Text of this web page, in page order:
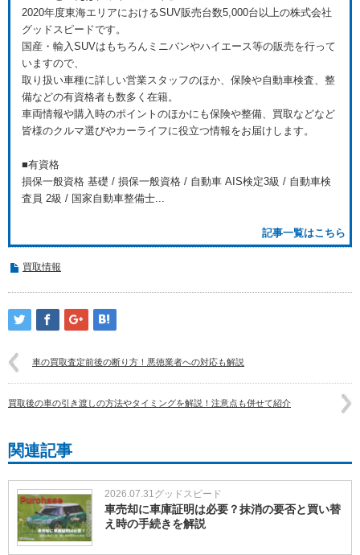
2020年度東海エリアにおけるSUV販売台数5,000台以上の株式会社
グッドスピードです。
国産・輸入SUVはもちろんミニバンやハイエース等の販売を行って
いますので、
取り扱い車種に詳しい営業スタッフのほか、保険や自動車検査、整
備などの有資格者も数多く在籍。
車両情報や購入時のポイントのほかにも保険や整備、買取などなど
皆様のクルマ選びやカーライフに役立つ情報をお届けします。
■有資格
損保一般資格 基礎 / 損保一般資格 / 自動車 AIS検定3級 / 自動車検
査員 2級 / 国家自動車整備士...
記事一覧はこちら
買取情報
車の買取査定前後の断り方！悪徳業者への対応も解説
買取後の車の引き渡しの方法やタイミングを解説！注意点も併せて紹介
関連記事
2026.07.31 グッドスピード
車売却に車庫証明は必要？抹消の要否と買い替
え時の手続きを解説